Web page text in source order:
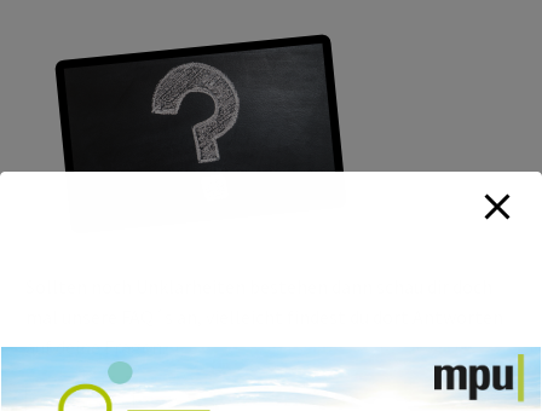
auf deine Fragen.
Mehr Infos